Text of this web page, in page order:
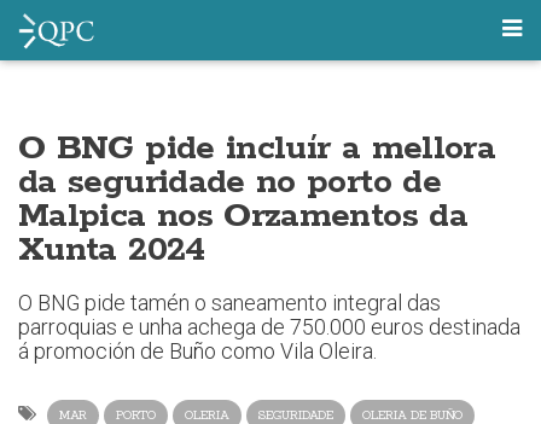
O BNG pide incluír a mellora
da seguridade no porto de
Malpica nos Orzamentos da
Xunta 2024
O BNG pide tamén o saneamento integral das
parroquias e unha achega de 750.000 euros destinada
á promoción de Buño como Vila Oleira.
MAR PORTO OLERIA SEGURIDADE OLERIA DE BUÑO